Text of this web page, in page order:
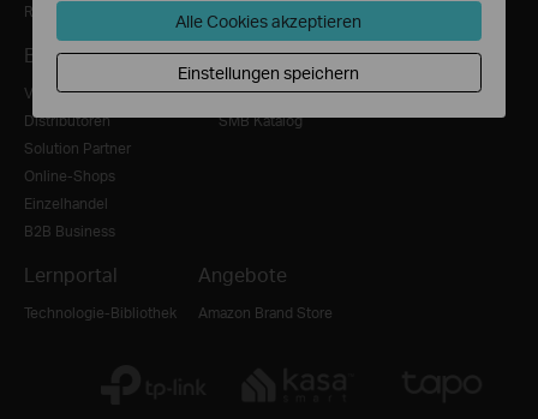
Recruitment Privacy Notice
Bezugsquellen
Value Added Distributoren
Distributoren
Solution Partner
Online-Shops
Einzelhandel
B2B Business
Produkt Katalog
SOHO Katalog
SMB Katalog
Lernportal
Technologie-Bibliothek
Angebote
Amazon Brand Store
Alle Cookies akzeptieren
Einstellungen speichern